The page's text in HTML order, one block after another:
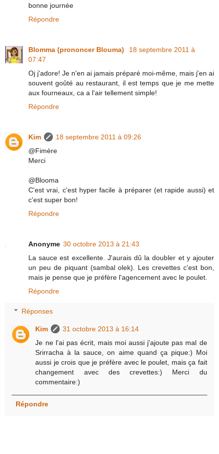
bonne journée
Répondre
Blomma (prononcer Blouma)
18 septembre 2011 à
07:47
Oj j'adore! Je n'en ai jamais préparé moi-même, mais j'en ai
souvent goûté au restaurant, il est temps que je me mette
aux fourneaux, ca a l'air tellement simple!
Répondre
Kim
18 septembre 2011 à 09:26
@Fimère
Merci
@Blooma
C'est vrai, c'est hyper facile à préparer (et rapide aussi) et
c'est super bon!
Répondre
Anonyme 30 octobre 2013 à 21:43
La sauce est excellente. J'aurais dû la doubler et y ajouter
un peu de piquant (sambal olek). Les crevettes c'est bon,
mais je pense que je préfère l'agencement avec le poulet.
Répondre
Réponses
Kim
31 octobre 2013 à 16:14
Je ne l'ai pas écrit, mais moi aussi j'ajoute pas mal de
Srirracha à la sauce, on aime quand ça pique:) Moi
aussi je crois que je préfère avec le poulet, mais ça fait
changement avec des crevettes:) Merci du
commentaire:)
Répondre